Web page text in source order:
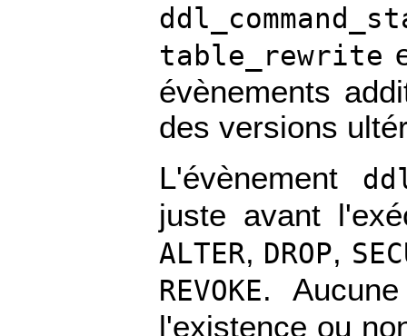
table_rewrite
évènements
des versions
L'évènement
juste avant
ALTER, DROP,
REVOKE.
l'existence ou